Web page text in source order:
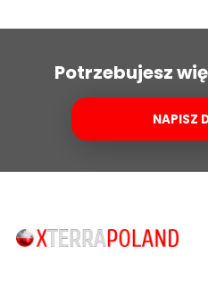
Potrzebujesz
NAPISZ